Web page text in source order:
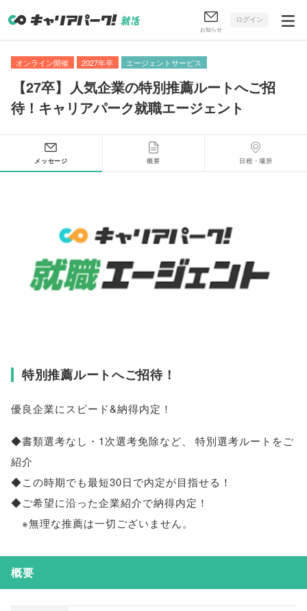
お知らせ
ログイン
オンライン開催 2027年卒 エージェントサービス
【27卒】 人気企業の特別推薦ルートへご招
待！キャリアパーク就職エージェント
メッセージ 概要 日程・場所
特別推薦ルートへご招待！
優良企業にスピード&納得内定！
◆書類選考なし・1次選考免除など、
特別選考ルートをご
紹介
◆この時期でも最短30日で内定が目指せる！
◆ご希望に沿った企業紹介で納得内定！
※無理な推薦は一切ございません。
概要